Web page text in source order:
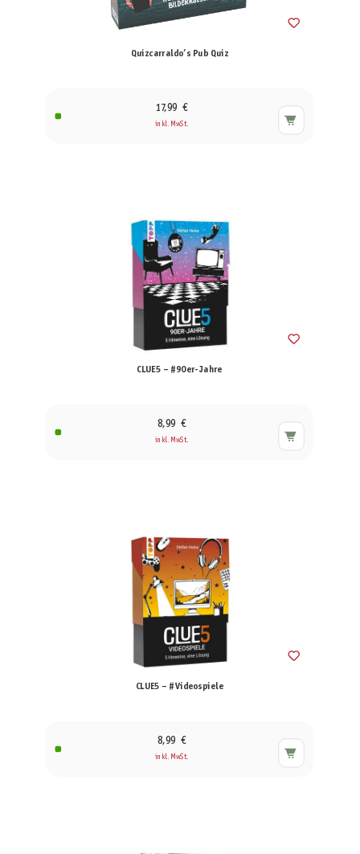
Quizcarraldo’s Pub Quiz
17,99 €
inkl. MwSt.
CLUE5 – #90er-Jahre
8,99 €
inkl. MwSt.
CLUE5 – #Videospiele
8,99 €
inkl. MwSt.